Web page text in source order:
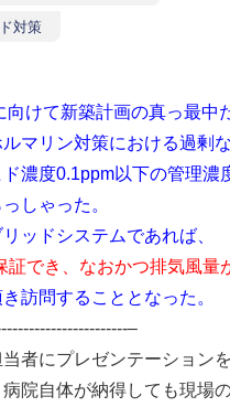
対策
けて新築計画の真っ最中
マリン対策における過剰
濃度0.1ppm以下の管理
しゃった。
ッドシステムであれば、
証でき、なおかつ排気風量
訪問することとなった。
–
者にプレゼンテーション
院自体が納得しても現場